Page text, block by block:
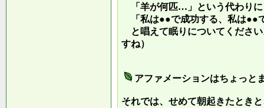
「羊が何匹…」という代わりに
「私は●●で成功する、私は●●
と唱えて眠りについてくださ
すね）
アファメーションはちょっと
それでは、せめて朝起きたとき